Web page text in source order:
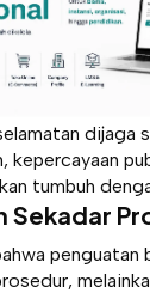
dijaga
kepercayaan
tumbuh
Sekadar
penguatan